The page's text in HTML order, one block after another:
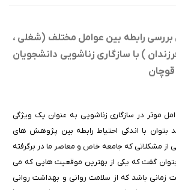
رابطه بین عوامل مختلف (شغلی ،
) با سازگاری زناشویی دانشجویان
قوچان
موثر در سازگاری زناشویی به عنوان یک ویژگی
بتوان با اندکی احتیاط رابطه بین پژوهش های
از مشکلاتی که جامعه خاص و معاصر ما در برگرفته
گفت که یکی از بهترین موقعیت هایی که می
زمانی باشد که از سلامت روانی و بهداشت روانی